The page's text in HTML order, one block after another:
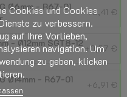
Ø6mm - R67-01
+5,41 €
- Ø12mm SGT8-12 +0,57 €
Ø14mm - R67-01
+6,91 €
Cookies und Cookies
zu verbessern.
auf Ihre Vorlieben,
navigation. Um
zu geben, klicken